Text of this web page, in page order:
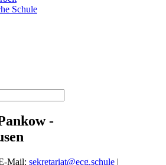
Schule
-
Mail: sekretariat@ecg.schule |